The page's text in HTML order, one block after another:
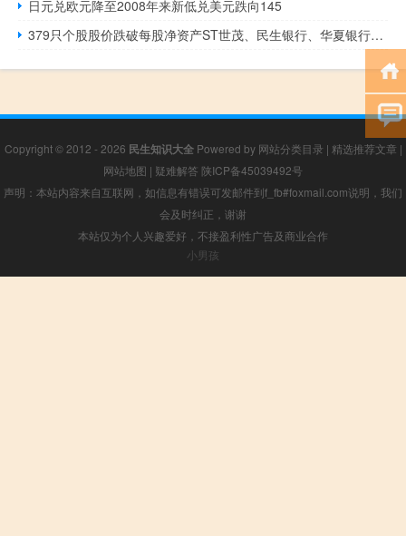
日元兑欧元降至2008年来新低兑美元跌向145
379只个股股价跌破每股净资产ST世茂、民生银行、华夏银行市净率最低
Copyright © 2012 - 2026 民生知识大全Powered by 网站分类目录 | 精选推荐文章 |
网站地图 | 疑难解答 陕ICP备45039492号
声明：本站内容来自互联网，如信息有错误可发邮件到f_fb#foxmail.com说明，我们
会及时纠正，谢谢
本站仅为个人兴趣爱好，不接盈利性广告及商业合作
小男孩